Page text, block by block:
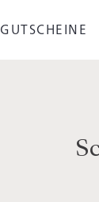
GUTSCHEINE